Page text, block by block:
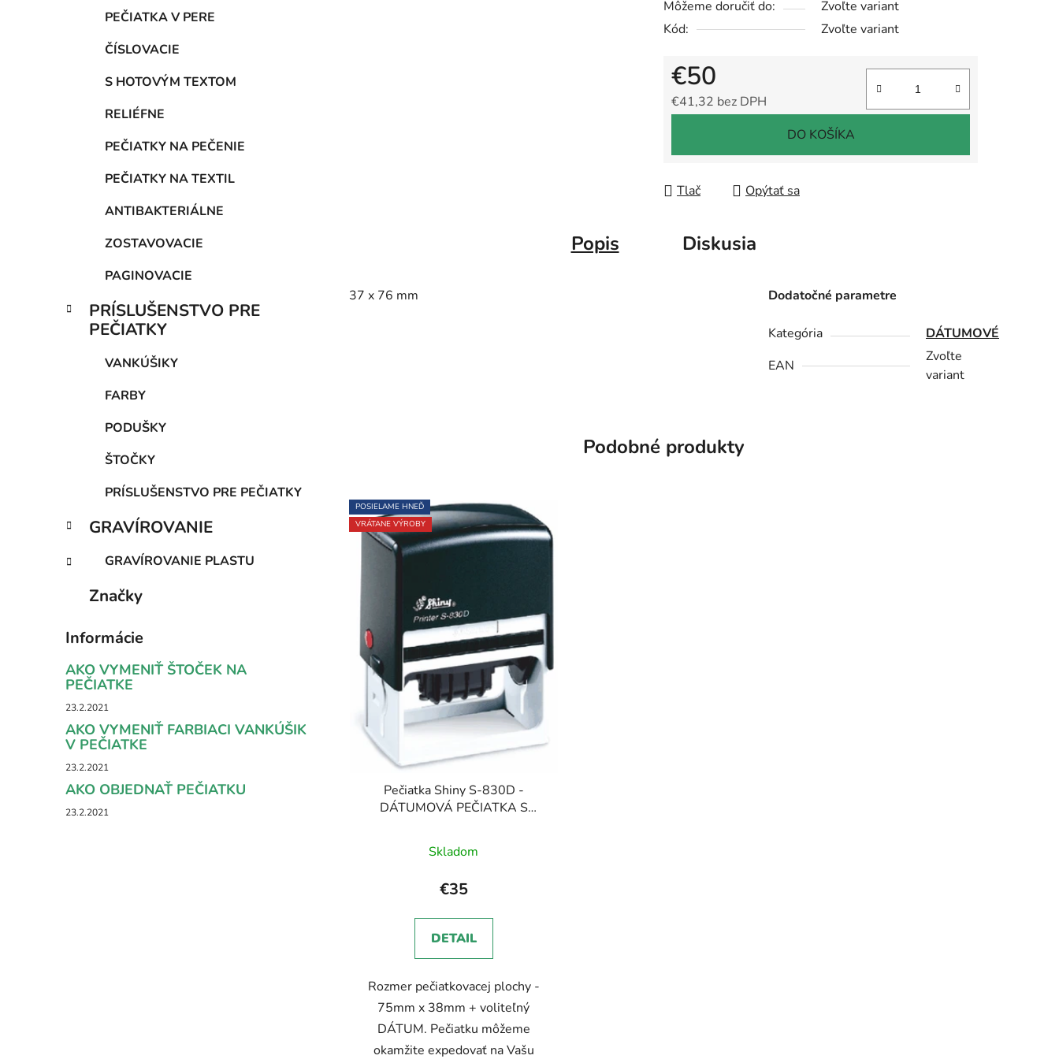
PEČIATKA V PERE
ČÍSLOVACIE
S HOTOVÝM TEXTOM
RELIÉFNE
PEČIATKY NA PEČENIE
PEČIATKY NA TEXTIL
ANTIBAKTERIÁLNE
ZOSTAVOVACIE
PAGINOVACIE
PRÍSLUŠENSTVO PRE
PEČIATKY
VANKÚŠIKY
FARBY
PODUŠKY
ŠTOČKY
PRÍSLUŠENSTVO PRE PEČIATKY
GRAVÍROVANIE
GRAVÍROVANIE PLASTU
Značky
Informácie
AKO VYMENIŤ ŠTOČEK NA
PEČIATKE
23.2.2021
AKO VYMENIŤ FARBIACI VANKÚŠIK
V PEČIATKE
23.2.2021
AKO OBJEDNAŤ PEČIATKU
23.2.2021
Môžeme doručiť do:
Zvoľte variant
Kód:
Zvoľte variant
€50
€41,32 bez DPH
DO KOŠÍKA
Tlač Opýtať sa
Popis Diskusia
37 x 76 mm Dodatočné parametre
Kategória
DÁTUMOVÉ
EAN
Zvoľte
variant
Podobné produkty
POSIELAME HNEĎ
VRÁTANE VÝROBY
Pečiatka Shiny S-830D -
DÁTUMOVÁ PEČIATKA S
Skladom
€35
DETAIL
Rozmer pečiatkovacej plochy -
75mm x 38mm + voliteľný
DÁTUM. Pečiatku môžeme
okamžite expedovať na Vašu